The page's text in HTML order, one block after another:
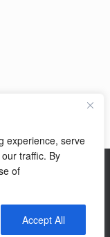
experience, serve
traffic. By
of
Accept All